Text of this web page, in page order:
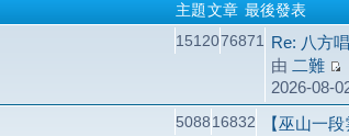
主題文章 最後發表
1512076871
Re: 八方
由 二難
2026-08-
508816832
【巫山一段